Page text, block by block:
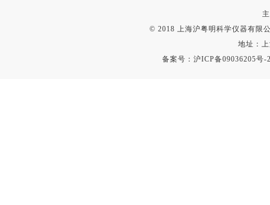
© 2018 上海沪粤明科学仪器有限
地址：
备案号：沪ICP备09036205号-